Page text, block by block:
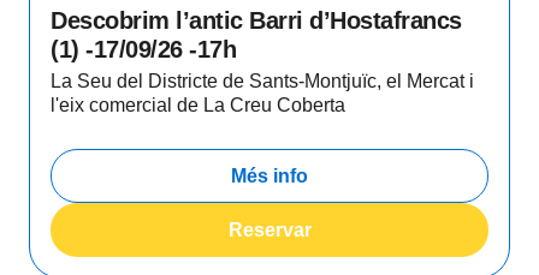
Descobrim l’antic Barri d’Hostafrancs
(1) -17/09/26 -17h
La Seu del Districte de Sants-Montjuïc, el Mercat i
l'eix comercial de La Creu Coberta
Més info
Reservar